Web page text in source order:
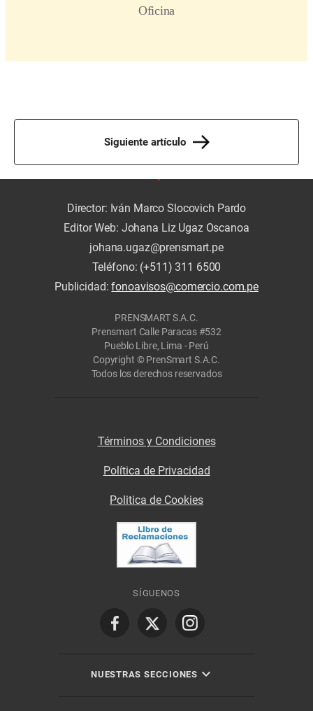
Siguiente artículo
Director: Iván Marco Slocovich Pardo
Editor Web: Johana Liz Ugaz Oscanoa
johana.ugaz@prensmart.pe
Teléfono: (+511) 311 6500
Publicidad:fonoavisos@comercio.com.pe
PRENSMART S.A.C.
Prensmart Calle Paracas #532
Pueblo Libre, Lima - Perú
Copyright © PrenSmart S.A.C.
Todos los derechos reservados
Términos y Condiciones
Política de Privacidad
Politica de Cookies
SÍGUENOS
NUESTRAS SECCIONES